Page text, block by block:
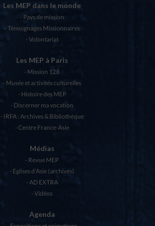
Les MEP dans le monde
Pays de mission
Témoignages Missionnaires
Volontariat
Les MEP à Paris
Mission 128
Musée et activités culturelles
Histoire des MEP
Discerner ma vocation
IRFA : Archives & Bibliothèque
Centre France-Asie
Médias
Revue MEP
Eglises d’Asie (archives)
AD EXTRA
Vidéos
Agenda